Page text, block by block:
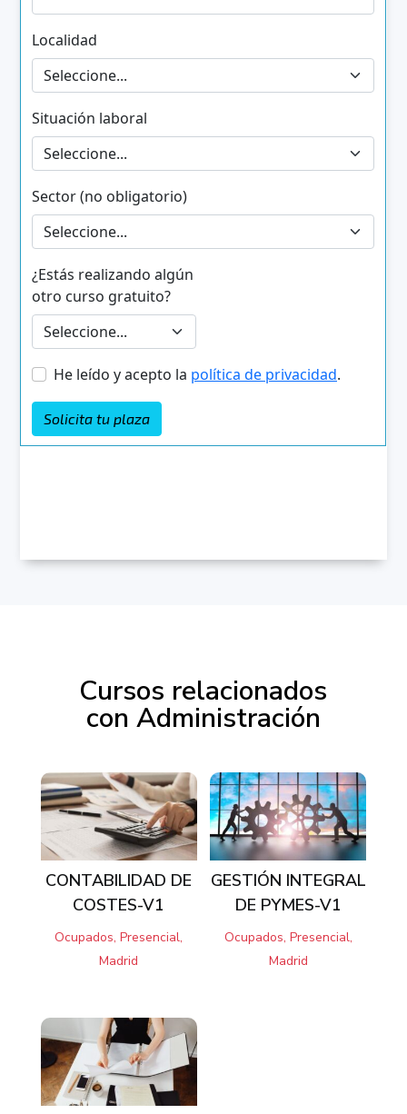
Cursos relacionados
con Administración
CONTABILIDAD DE
COSTES-V1
Ocupados, Presencial,
Madrid
GESTIÓN INTEGRAL
DE PYMES-V1
Ocupados, Presencial,
Madrid